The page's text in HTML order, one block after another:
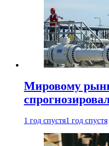
Мировому
1 год спустя1 год спустя